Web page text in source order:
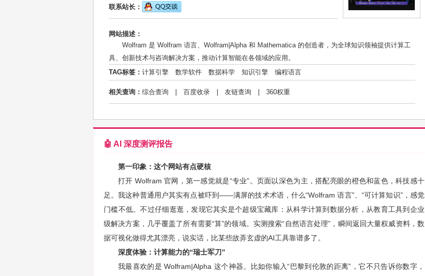
联系站长：
网站描述：
Wolfram 是 Wolfram 语言、Wolfram|Alpha 和 Mathematica 的创造者，为全球知识领袖提供计算工
具、创新技术与咨询解决方案，推动计算智能在各领域的应用。
TAG标签： 计算引擎 数学软件 数据科学 知识引擎 编程语言
相关查询： 综合查询 百度收录 友链查询 360权重
🤖 AI 深度测评报告
第一印象：这个网站有点硬核
打开 Wolfram 官网，第一感觉就是“专业”。页面以深色为主，搭配亮眼的橙色和蓝色，科技感十
足。我这种普通用户其实有点被吓到——满屏的技术术语，什么“Wolfram 语言”、“可计算知识”，感觉
门槛不低。不过仔细逛逛，发现它其实是个超级宝藏库：从科学计算到数据分析，从教育工具到企业
级解决方案，几乎覆盖了所有需要“算”的领域。实测搜索“自然语言处理”，瞬间返回大量权威资料，数
据可视化做得尤其漂亮，说实话，比某些故弄玄虚的AI工具靠谱多了。
深度体验：计算能力的“瑞士军刀”
我最喜欢的是 Wolfram|Alpha 这个神器。比如你输入“巴黎到伦敦的距离”，它不只告诉你数字，